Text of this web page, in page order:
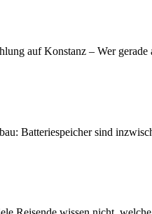
auf Konstanz – Wer
Batteriespeicher sind